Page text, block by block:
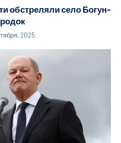
обстреляли село Богун-
2025